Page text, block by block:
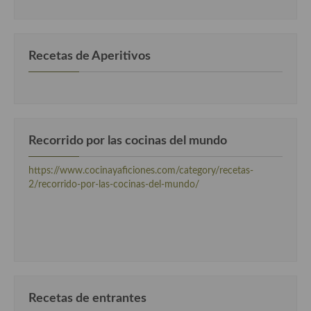
Cocina de Polonia
Cocina Francesa
Cocina Griega
Cocina Italiana
Recetas de Aperitivos
Recorrido por las cocinas del mundo
https://www.cocinayaficiones.com/category/recetas-
2/recorrido-por-las-cocinas-del-mundo/
Recetas de entrantes